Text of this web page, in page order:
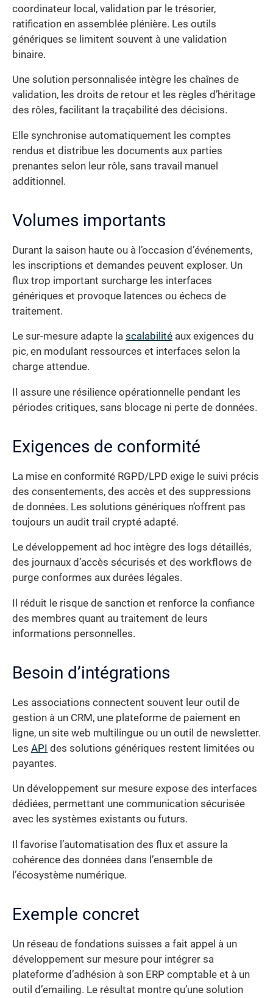
coordinateur local, validation par le trésorier,
ratification en assemblée plénière. Les outils
génériques se limitent souvent à une validation
binaire.
Une solution personnalisée intègre les chaînes de
validation, les droits de retour et les règles d’héritage
des rôles, facilitant la traçabilité des décisions.
Elle synchronise automatiquement les comptes
rendus et distribue les documents aux parties
prenantes selon leur rôle, sans travail manuel
additionnel.
Volumes importants
Durant la saison haute ou à l’occasion d’événements,
les inscriptions et demandes peuvent exploser. Un
flux trop important surcharge les interfaces
génériques et provoque latences ou échecs de
traitement.
Le sur-mesure adapte la scalabilité aux exigences du
pic, en modulant ressources et interfaces selon la
charge attendue.
Il assure une résilience opérationnelle pendant les
périodes critiques, sans blocage ni perte de données.
Exigences de conformité
La mise en conformité RGPD/LPD exige le suivi précis
des consentements, des accès et des suppressions
de données. Les solutions génériques n’offrent pas
toujours un audit trail crypté adapté.
Le développement ad hoc intègre des logs détaillés,
des journaux d’accès sécurisés et des workflows de
purge conformes aux durées légales.
Il réduit le risque de sanction et renforce la confiance
des membres quant au traitement de leurs
informations personnelles.
Besoin d’intégrations
Les associations connectent souvent leur outil de
gestion à un CRM, une plateforme de paiement en
ligne, un site web multilingue ou un outil de newsletter.
Les API des solutions génériques restent limitées ou
payantes.
Un développement sur mesure expose des interfaces
dédiées, permettant une communication sécurisée
avec les systèmes existants ou futurs.
Il favorise l’automatisation des flux et assure la
cohérence des données dans l’ensemble de
l’écosystème numérique.
Exemple concret
Un réseau de fondations suisses a fait appel à un
développement sur mesure pour intégrer sa
plateforme d’adhésion à son ERP comptable et à un
outil d’emailing. Le résultat montre qu’une solution